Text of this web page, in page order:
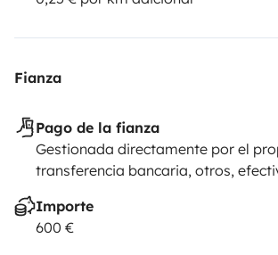
Fianza
Pago de la fianza
Gestionada directamente por el
transferencia bancaria, otros,
Importe
600 €